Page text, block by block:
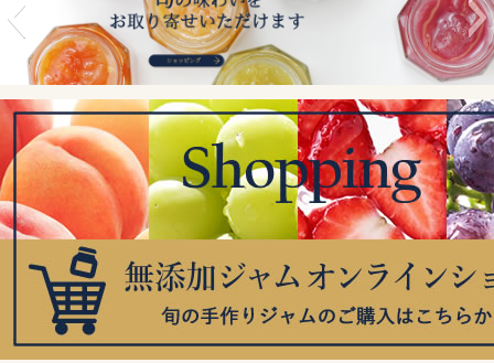
About Us
Shopping
Gift & Recipe
OEM
NEWS
Contact